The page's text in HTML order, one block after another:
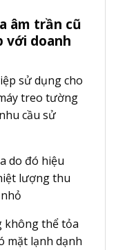
âm trần cũ
với doanh
sử dụng cho
treo tường
cầu sử
do đó hiệu
lượng thu
không thể tỏa
mặt lạnh dạnh